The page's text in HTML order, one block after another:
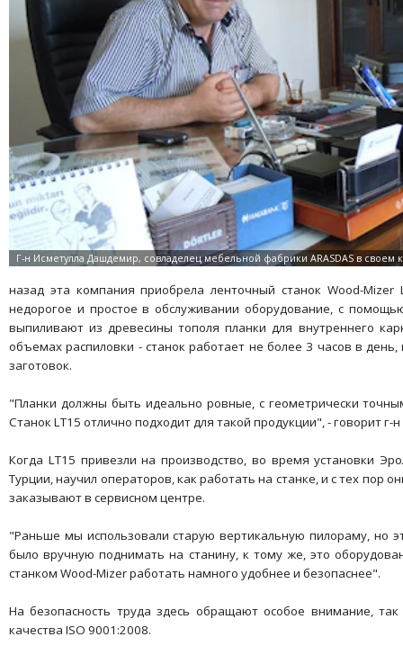
назад эта компания приобрела ленточный станок Wood-Mizer
недорогое и простое в обслуживании оборудование, с
выпиливают из древесины тополя планки для внутреннего
объемах распиловки - станок работает не более 3 часов в
заготовок.
"Планки должны быть идеально ровные, с геометрически
Станок LT15 отлично подходит для такой продукции", - говорит г-
Когда LT15 привезли на производство, во время установки
Турции, научил операторов, как работать на станке, и с тех пор
заказывают в сервисном центре.
"Раньше мы использовали старую вертикальную пилораму, но
было вручную поднимать на станину, к тому же, это
станком Wood-Mizer работать намного удобнее и безопаснее".
На безопасность труда здесь обращают особое внимание,
качества ISO 9001:2008.